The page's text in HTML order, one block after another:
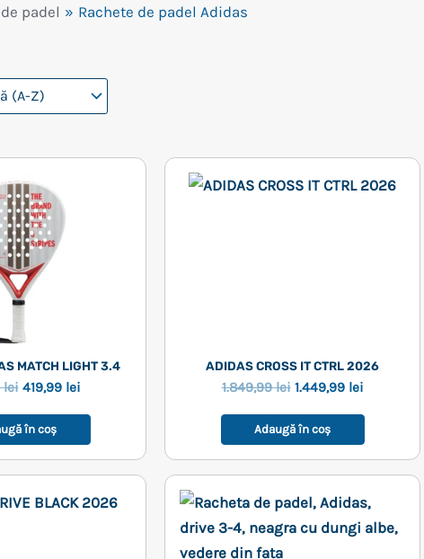
padel Rachete de padel Adidas
MATCH LIGHT 3.4
lei Prețul
a
fost:
419,99 leiPrețul
este:
în coș
ADIDAS CROSS IT CTRL 2026
1.849,99lei Prețul
a
fost:
1.449,99 leiPrețul
este:
Adaugă în coș